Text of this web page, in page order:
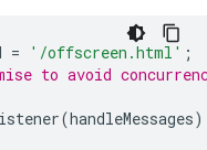
= '/offscreen.html' ;
to avoid
(handleMessages